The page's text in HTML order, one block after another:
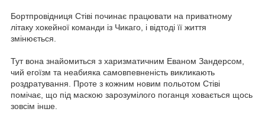
Бортпровідниця Стіві починає працювати на приватному
літаку хокейної команди із Чикаго, і відтоді її життя
змінюється.
Тут вона знайомиться з харизматичним Еваном Зандерсом,
чий егоїзм та неабияка самовпевненість викликають
роздратування. Проте з кожним новим польотом Стіві
помічає, що під маскою зарозумілого поганця ховається щось
зовсім інше.